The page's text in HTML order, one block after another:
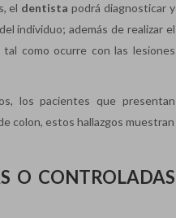
el dentista podrá diagnosticar y
individuo; además de realizar el
como ocurre con las lesiones
los pacientes que presentan
colon, estos hallazgos muestran
O CONTROLADAS